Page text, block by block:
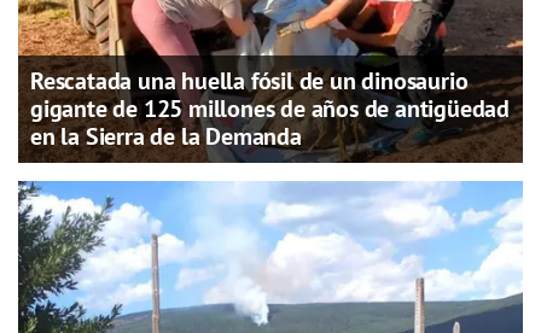
Rescatada una huella fósil de un dinosaurio
gigante de 125 millones de años de antigüedad
en la Sierra de la Demanda